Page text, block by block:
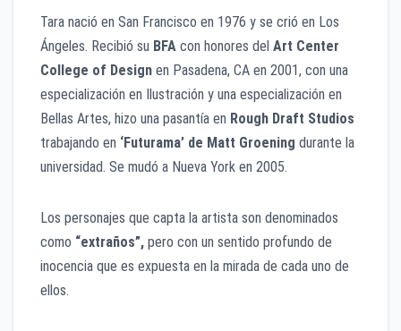
Tara nació en San Francisco en 1976 y se crió en Los
Ángeles. Recibió su BFA con honores del Art Center
College of Design en Pasadena, CA en 2001, con una
especialización en Ilustración y una especialización en
Bellas Artes, hizo una pasantía en Rough Draft Studios
trabajando en ‘Futurama’ de Matt Groening durante la
universidad. Se mudó a Nueva York en 2005.
Los personajes que capta la artista son denominados
como “extraños”, pero con un sentido profundo de
inocencia que es expuesta en la mirada de cada uno de
ellos.